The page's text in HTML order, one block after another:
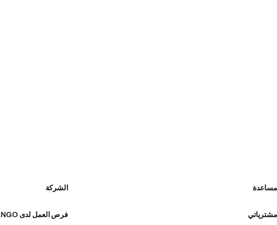
مساعدة الشركة
مشترياتي فرص العمل لدى MANGO